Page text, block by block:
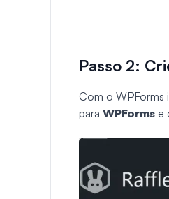
Passo 2:
Com o WPForms
para WPForms e